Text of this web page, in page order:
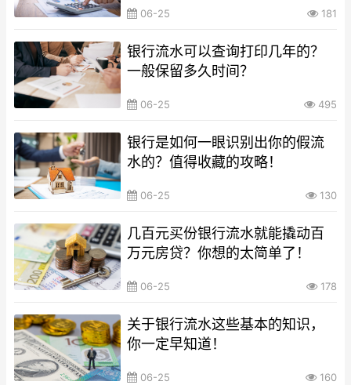
06-25 181
银行流水可以查询打印几年的？
一般保留多久时间？
06-25 495
银行是如何一眼识别出你的假流
水的？值得收藏的攻略！
06-25 130
几百元买份银行流水就能撬动百
万元房贷？你想的太简单了！
06-25 178
关于银行流水这些基本的知识，
你一定早知道！
06-25 160